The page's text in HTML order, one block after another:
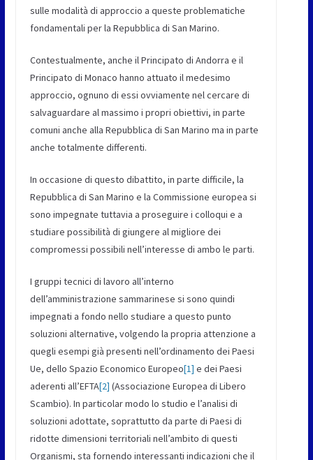
sulle modalità di approccio a queste problematiche
fondamentali per la Repubblica di San Marino.
Contestualmente, anche il Principato di Andorra e il
Principato di Monaco hanno attuato il medesimo
approccio, ognuno di essi ovviamente nel cercare di
salvaguardare al massimo i propri obiettivi, in parte
comuni anche alla Repubblica di San Marino ma in parte
anche totalmente differenti.
In occasione di questo dibattito, in parte difficile, la
Repubblica di San Marino e la Commissione europea si
sono impegnate tuttavia a proseguire i colloqui e a
studiare possibilità di giungere al migliore dei
compromessi possibili nell’interesse di ambo le parti.
I gruppi tecnici di lavoro all’interno
dell’amministrazione sammarinese si sono quindi
impegnati a fondo nello studiare a questo punto
soluzioni alternative, volgendo la propria attenzione a
quegli esempi già presenti nell’ordinamento dei Paesi
Ue, dello Spazio Economico Europeo[1] e dei Paesi
aderenti all’EFTA[2] (Associazione Europea di Libero
Scambio). In particolar modo lo studio e l’analisi di
soluzioni adottate, soprattutto da parte di Paesi di
ridotte dimensioni territoriali nell’ambito di questi
Organismi, sta fornendo interessanti indicazioni che il